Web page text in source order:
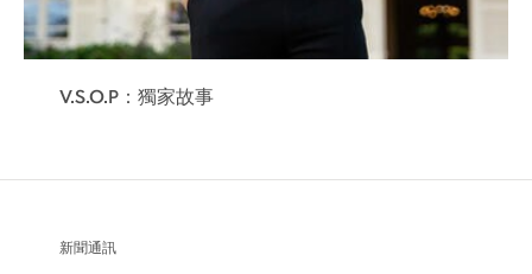
V.S.O.P：獨家故事
新聞通訊